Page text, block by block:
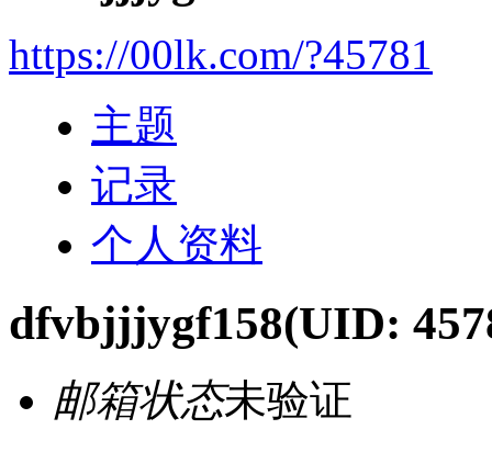
https://00lk.com/?45781
主题
记录
个人资料
dfvbjjjygf158(UID:
邮箱状态未验证